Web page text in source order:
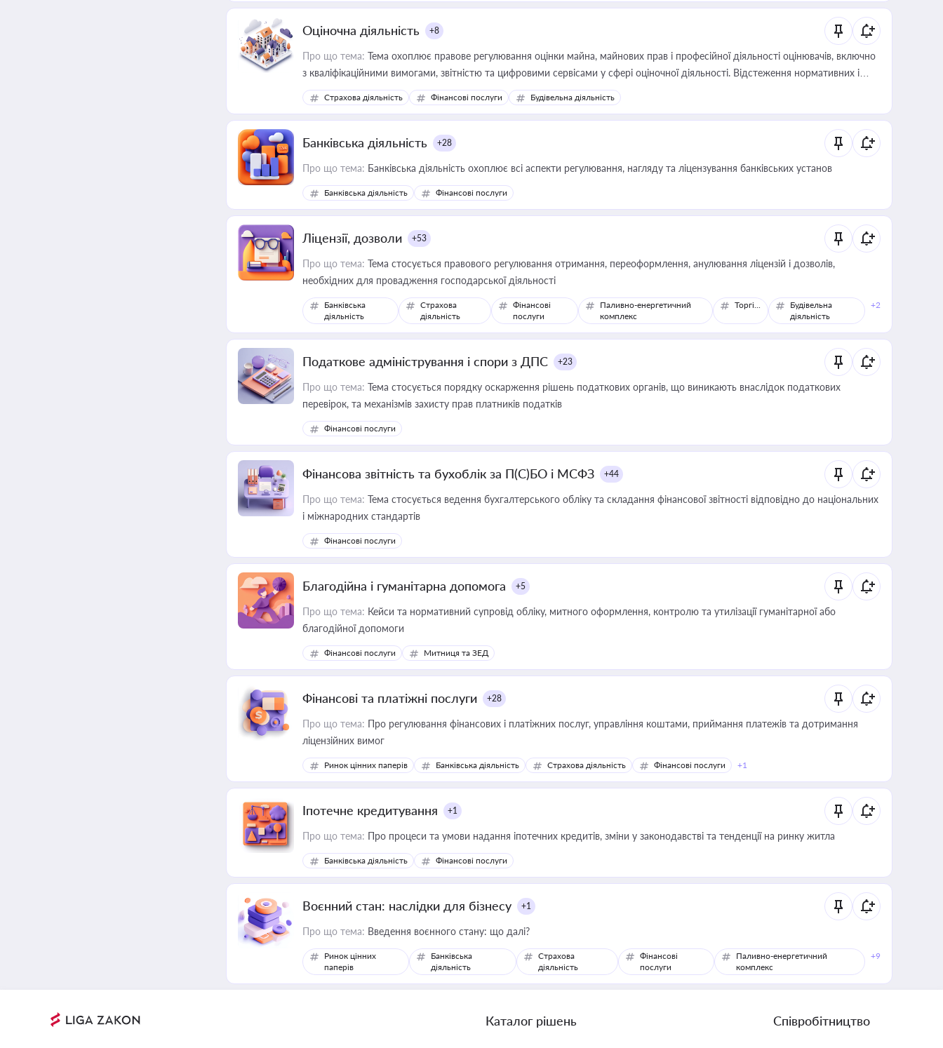
Оціночна діяльність +8
Про що тема: Тема охоплює правове регулювання оцінки майна, майнових прав і професійної діяльності оцінювачів, включно
з кваліфікаційними вимогами, звітністю та цифровими сервісами у сфері оціночної діяльності. Відстеження нормативних і
медійних змін у цій сфері корисне для власника бізнесу, керівника, юриста або бухгалтера під час оподаткування,
приватизації, оренди державного майна, корпоративних угод і перевірки статусу суб'єктів оціночної діяльності
Страхова діяльність Фінансові послуги Будівельна діяльність
Банківська діяльність +28
Про що тема: Банківська діяльність охоплює всі аспекти регулювання, нагляду та ліцензування банківських установ
Банківська діяльність Фінансові послуги
Ліцензії, дозволи +53
Про що тема: Тема стосується правового регулювання отримання, переоформлення, анулювання ліцензій і дозволів,
необхідних для провадження господарської діяльності
Банківська
діяльність
Страхова
діяльність
Фінансові
послуги
Паливно-енергетичний
комплекс
Торгівля
Будівельна
діяльність
+2
Податкове адміністрування і спори з ДПС +23
Про що тема: Тема стосується порядку оскарження рішень податкових органів, що виникають внаслідок податкових
перевірок, та механізмів захисту прав платників податків
Фінансові послуги
Фінансова звітність та бухоблік за П(С)БО і МСФЗ +44
Про що тема: Тема стосується ведення бухгалтерського обліку та складання фінансової звітності відповідно до національних
і міжнародних стандартів
Фінансові послуги
Благодійна і гуманітарна допомога +5
Про що тема: Кейси та нормативний супровід обліку, митного оформлення, контролю та утилізації гуманітарної або
благодійної допомоги
Фінансові послуги Митниця та ЗЕД
Фінансові та платіжні послуги +28
Про що тема: Про регулювання фінансових і платіжних послуг, управління коштами, приймання платежів та дотримання
ліцензійних вимог
Ринок цінних паперів Банківська діяльність Страхова діяльність Фінансові послуги +1
Іпотечне кредитування +1
Про що тема: Про процеси та умови надання іпотечних кредитів, зміни у законодавстві та тенденції на ринку житла
Банківська діяльність Фінансові послуги
Воєнний стан: наслідки для бізнесу +1
Про що тема: Введення воєнного стану: що далі?
Ринок цінних
паперів
Банківська
діяльність
Страхова
діяльність
Фінансові
послуги
Паливно-енергетичний
комплекс
+9
Каталог рішень Співробітництво